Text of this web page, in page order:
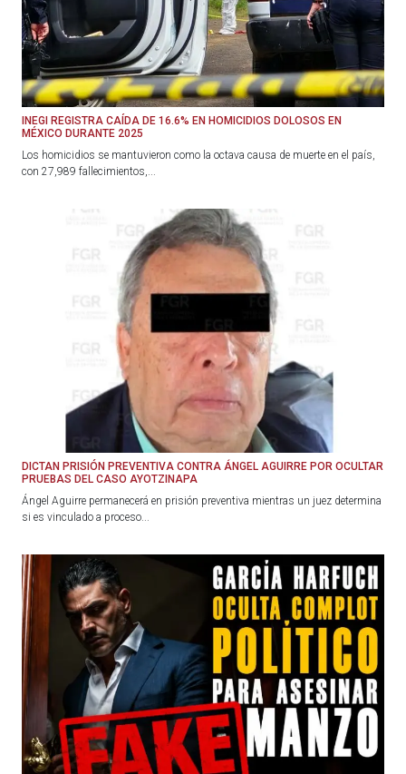
INEGI REGISTRA CAÍDA DE 16.6% EN HOMICIDIOS DOLOSOS EN
MÉXICO DURANTE 2025
Los homicidios se mantuvieron como la octava causa de muerte en el país,
con 27,989 fallecimientos,...
DICTAN PRISIÓN PREVENTIVA CONTRA ÁNGEL AGUIRRE POR OCULTAR
PRUEBAS DEL CASO AYOTZINAPA
Ángel Aguirre permanecerá en prisión preventiva mientras un juez determina
si es vinculado a proceso...